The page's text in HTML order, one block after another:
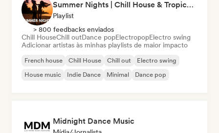
Summer Nights | Chill House & Tropical Beats
Playlist
> 800 feedbacks enviados
Chill HouseChill outDance popElectropopElectro swing
Adicionar artistas às minhas playlists de maior impacto
French house Chill House Chill out
Electro swing
House music
Indie Dance Minimal Dance pop
Midnight Dance Music